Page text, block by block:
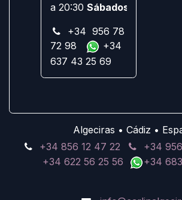
a 20:30 Sábados:
+34 956 78
72 98
+34
637 43 25 69
Algeciras • Cádiz •
+34 856 12 47 22
+34
+34 622 56 25 56
+34